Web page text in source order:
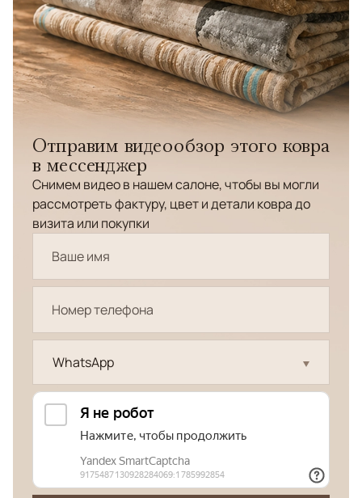
Отправим видеообзор этого ковра
в мессенджер
Снимем видео в нашем салоне, чтобы вы могли
рассмотреть фактуру, цвет и детали ковра до
визита или покупки
WhatsApp